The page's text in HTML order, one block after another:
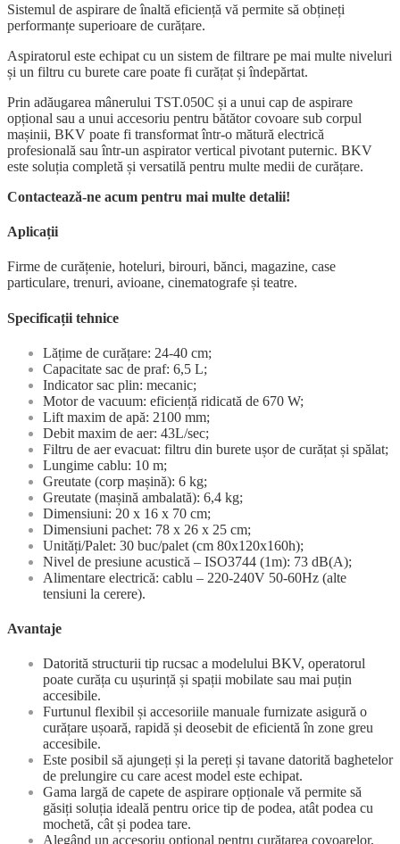
Sistemul de aspirare de înaltă eficiență vă permite să obțineți
performanțe superioare de curățare.
Aspiratorul este echipat cu un sistem de filtrare pe mai multe niveluri
și un filtru cu burete care poate fi curățat și îndepărtat.
Prin adăugarea mânerului TST.050C și a unui cap de aspirare
opțional sau a unui accesoriu pentru bătător covoare sub corpul
mașinii, BKV poate fi transformat într-o mătură electrică
profesională sau într-un aspirator vertical pivotant puternic. BKV
este soluția completă și versatilă pentru multe medii de curățare.
Contactează-ne acum pentru mai multe detalii!
Aplicații
Firme de curățenie, hoteluri, birouri, bănci, magazine, case
particulare, trenuri, avioane, cinematografe și teatre.
Specificații tehnice
Lățime de curățare: 24-40 cm;
Capacitate sac de praf: 6,5 L;
Indicator sac plin: mecanic;
Motor de vacuum: eficiență ridicată de 670 W;
Lift maxim de apă: 2100 mm;
Debit maxim de aer: 43L/sec;
Filtru de aer evacuat: filtru din burete ușor de curățat și spălat;
Lungime cablu: 10 m;
Greutate (corp mașină): 6 kg;
Greutate (mașină ambalată): 6,4 kg;
Dimensiuni: 20 x 16 x 70 cm;
Dimensiuni pachet: 78 x 26 x 25 cm;
Unități/Palet: 30 buc/palet (cm 80x120x160h);
Nivel de presiune acustică – ISO3744 (1m): 73 dB(A);
Alimentare electrică: cablu – 220-240V 50-60Hz (alte
tensiuni la cerere).
Avantaje
Datorită structurii tip rucsac a modelului BKV, operatorul
poate curăța cu ușurință și spații mobilate sau mai puțin
accesibile.
Furtunul flexibil și accesoriile manuale furnizate asigură o
curățare ușoară, rapidă și deosebit de eficientă în zone greu
accesibile.
Este posibil să ajungeți și la pereți și tavane datorită baghetelor
de prelungire cu care acest model este echipat.
Gama largă de capete de aspirare opționale vă permite să
găsiți soluția ideală pentru orice tip de podea, atât podea cu
mochetă, cât și podea tare.
Alegând un accesoriu opțional pentru curățarea covoarelor,